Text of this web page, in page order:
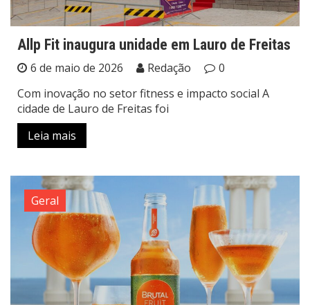
Allp Fit inaugura unidade em Lauro de Freitas
6 de maio de 2026 Redação
0
Com inovação no setor fitness e impacto social A
cidade de Lauro de Freitas foi
Leia mais
Geral